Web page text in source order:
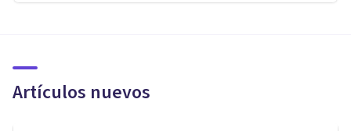
Artículos nuevos